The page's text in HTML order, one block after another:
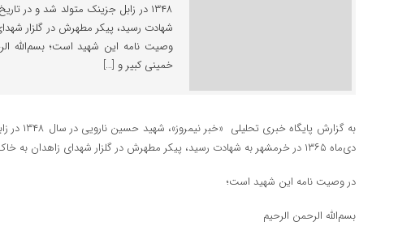
شهادت رسید، پیکر مطهرش در گلزار
وصیت نامه این شهید است؛ بسم‌الله
خمینی کبیر و […]
دی‌ماه ۱۳۶۵ در خرمشهر به شهادت رسید، پیکر مطهرش در گلزار شهدای زاهدان به خاک سپرده شد.
در وصیت نامه این شهید است؛
بسم‌الله الرحمن الرحیم